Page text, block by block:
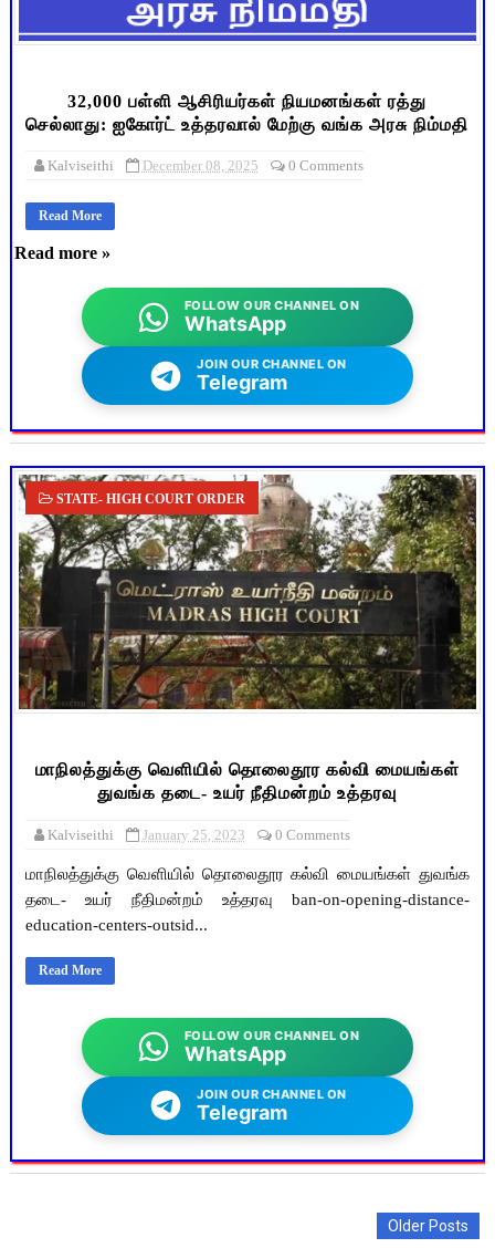
32,000 பள்ளி ஆசிரியர்கள் நியமனங்கள் ரத்து
செல்லாது: ஐகோர்ட் உத்தரவால் மேற்கு வங்க அரசு நிம்மதி
Kalviseithi December 08, 2025 0 Comments
Read More
Read more »
FOLLOW OUR CHANNEL ON
WhatsApp
JOIN OUR CHANNEL ON
Telegram
STATE- HIGH COURT ORDER
மாநிலத்துக்கு வெளியில் தொலைதூர கல்வி மையங்கள்
துவங்க தடை- உயர் நீதிமன்றம் உத்தரவு
Kalviseithi January 25, 2023 0 Comments
மாநிலத்துக்கு வெளியில் தொலைதூர கல்வி மையங்கள் துவங்க
தடை- உயர் நீதிமன்றம் உத்தரவு ban-on-opening-distance-
education-centers-outsid...
Read More
FOLLOW OUR CHANNEL ON
WhatsApp
JOIN OUR CHANNEL ON
Telegram
Older Posts